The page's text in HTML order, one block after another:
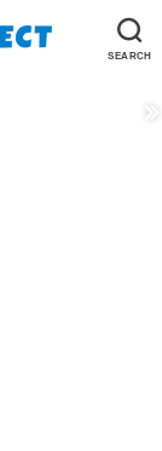
SEARCH